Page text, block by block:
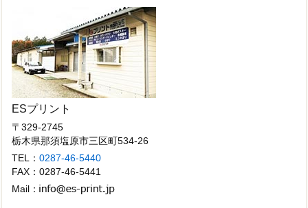
ESプリント
〒329-2745
栃木県那須塩原市三区町534-26
TEL：0287-46-5440
FAX：0287-46-5441
Mail：